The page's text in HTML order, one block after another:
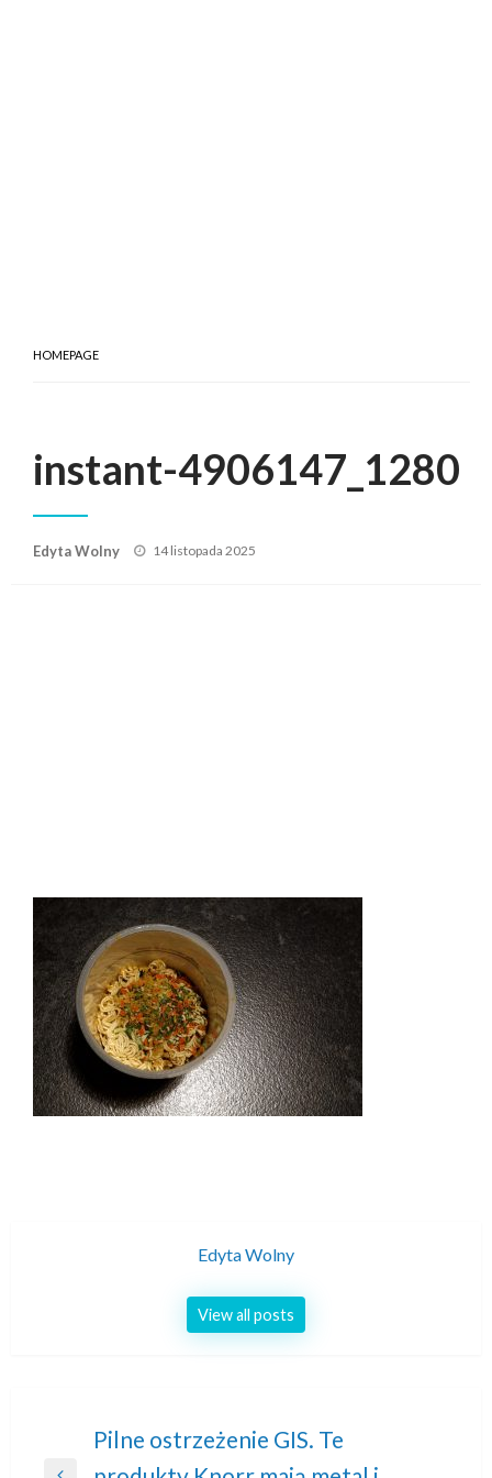
HOMEPAGE
instant-4906147_1280
Edyta Wolny
Posted
14 listopada 2025
Edyta Wolny
View all posts
Nawigacja
Pilne ostrzeżenie GIS. Te